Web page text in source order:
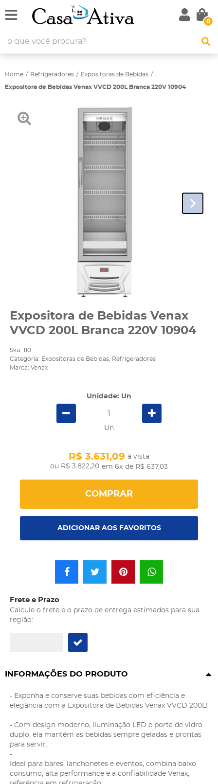
0
Home Refrigeradores Expositoras de Bebidas
Expositora de Bebidas Venax VVCD 200L Branca 220V 10904
Expositora de Bebidas Venax
VVCD 200L Branca 220V 10904
Sku:
110
Categoria: Expositoras de Bebidas
Refrigeradores
Marca: Venax
Unidade: Un
Un
R$ 3.822,20
R$ 3.631,09 à vista
em 6x de R$ 637,03
COMPRAR
ADICIONAR AOS FAVORITOS
Frete e Prazo
Calcule o frete e o prazo de entrega estimados para sua
região:
INFORMAÇÕES DO PRODUTO
- Exponha e conserve suas bebidas com eficiência e
elegância com a Expositora de Bebidas Venax VVCD 200L!
- Com design moderno, iluminação LED e porta de vidro
duplo, ela mantém as bebidas sempre geladas e prontas
para servir.
-
Ideal para bares, lanchonetes e eventos, combina baixo
consumo, alta performance e a confiabilidade Venax,